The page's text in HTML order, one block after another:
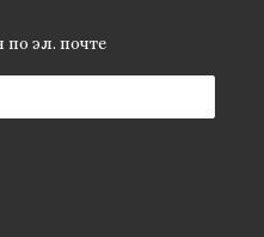
по эл. почте